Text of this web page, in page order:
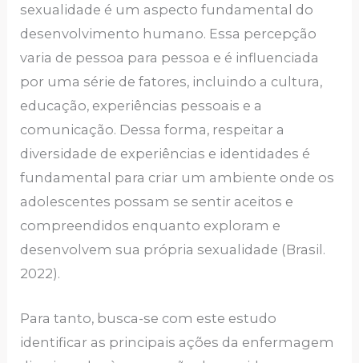
sexualidade é um aspecto fundamental do
desenvolvimento humano. Essa percepção
varia de pessoa para pessoa e é influenciada
por uma série de fatores, incluindo a cultura,
educação, experiências pessoais e a
comunicação. Dessa forma, respeitar a
diversidade de experiências e identidades é
fundamental para criar um ambiente onde os
adolescentes possam se sentir aceitos e
compreendidos enquanto exploram e
desenvolvem sua própria sexualidade (Brasil.
2022).
Para tanto, busca-se com este estudo
identificar as principais ações da enfermagem